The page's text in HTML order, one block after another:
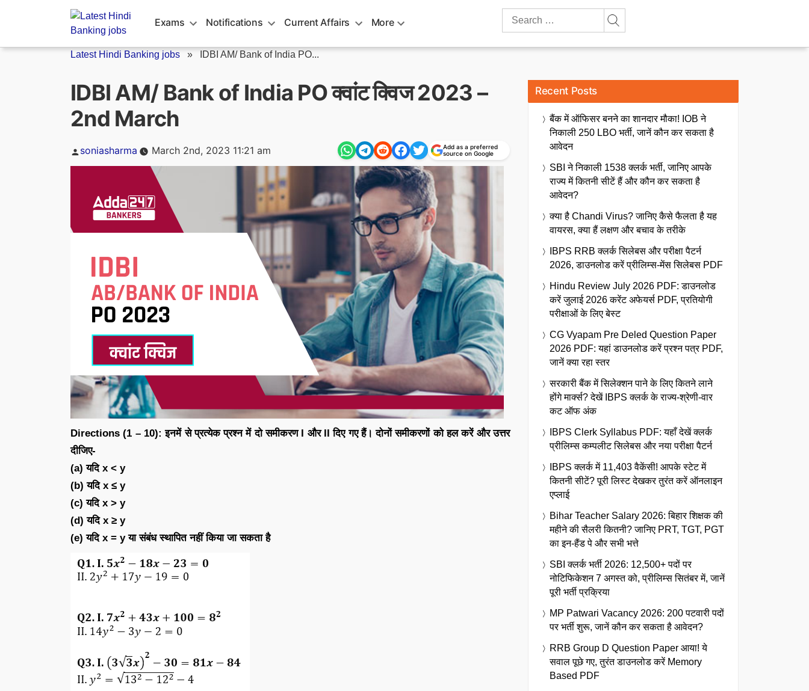
Exams Notifications Current Affairs More
Search
Latest Hindi Banking jobs » IDBI AM/ Bank of India PO...
IDBI AM/ Bank of India PO क्वांट क्विज 2023 –
2nd March
Posted
soniasharma March 2nd, 2023 11:21 am
Add as a preferred
source on Google
Directions (1 – 10): इनमें से प्रत्येक प्रश्न में दो समीकरण I और II दिए गए हैं। दोनों समीकरणों को हल करें और उत्तर
दीजिए-
(a) यदि x < y
(b) यदि x ≤ y
(c) यदि x > y
(d) यदि x ≥ y
(e) यदि x = y या संबंध स्थापित नहीं किया जा सकता है
Recent Posts
बैंक में ऑफिसर बनने का शानदार मौका! IOB ने
निकाली 250 LBO भर्ती, जानें कौन कर सकता है
आवेदन
SBI ने निकाली 1538 क्लर्क भर्ती, जानिए आपके
राज्य में कितनी सीटें हैं और कौन कर सकता है
आवेदन?
क्या है Chandi Virus? जानिए कैसे फैलता है यह
वायरस, क्या हैं लक्षण और बचाव के तरीके
IBPS RRB क्लर्क सिलेबस और परीक्षा पैटर्न
2026, डाउनलोड करें प्रीलिम्स-मेंस सिलेबस PDF
Hindu Review July 2026 PDF: डाउनलोड
करें जुलाई 2026 करेंट अफेयर्स PDF, प्रतियोगी
परीक्षाओं के लिए बेस्ट
CG Vyapam Pre Deled Question Paper
2026 PDF: यहां डाउनलोड करें प्रश्न पत्र PDF,
जानें क्या रहा स्तर
सरकारी बैंक में सिलेक्शन पाने के लिए कितने लाने
होंगे मार्क्स? देखें IBPS क्लर्क के राज्य-श्रेणी-वार
कट ऑफ अंक
IBPS Clerk Syllabus PDF: यहाँ देखें क्लर्क
प्रीलिम्स कम्पलीट सिलेबस और नया परीक्षा पैटर्न
IBPS क्लर्क में 11,403 वैकेंसी! आपके स्टेट में
कितनी सीटें? पूरी लिस्ट देखकर तुरंत करें ऑनलाइन
एप्लाई
Bihar Teacher Salary 2026: बिहार शिक्षक की
महीने की सैलरी कितनी? जानिए PRT, TGT, PGT
का इन-हैंड पे और सभी भत्ते
SBI क्लर्क भर्ती 2026: 12,500+ पदों पर
नोटिफिकेशन 7 अगस्त को, प्रीलिम्स सितंबर में, जानें
पूरी भर्ती प्रक्रिया
MP Patwari Vacancy 2026: 200 पटवारी पदों
पर भर्ती शुरू, जानें कौन कर सकता है आवेदन?
RRB Group D Question Paper आया! ये
सवाल पूछे गए, तुरंत डाउनलोड करें Memory
Based PDF